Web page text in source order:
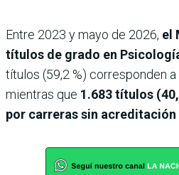
Entre 2023 y mayo de 2026, el
títulos de grado en
títulos (59,2 %) corresponden
mientras que 1.683 títulos
por carreras sin acreditación